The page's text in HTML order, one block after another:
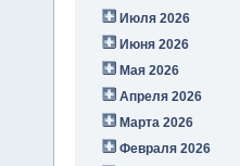
Июля 2026
Июня 2026
Мая 2026
Апреля 2026
Марта 2026
Февраля 2026